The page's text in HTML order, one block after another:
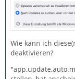
Wie kann ich
deaktivieren?